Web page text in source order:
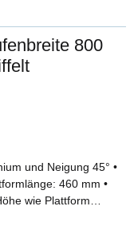
800
und Neigung 45° •
460 mm •
wie Plattform
und